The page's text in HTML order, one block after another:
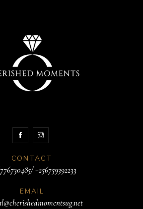
CONTACT
+256759392233
EMAIL